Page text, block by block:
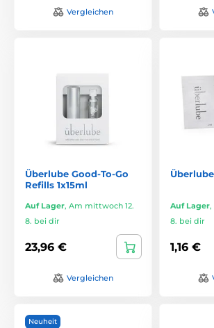
Vergleichen
Überlube Good-To-Go
Refills 1x15ml
Auf Lager, Am mittwoch 12.
8. bei dir
23,96 €
Vergleichen
Auf Lager,
8. bei dir
1,16 €
Neuheit